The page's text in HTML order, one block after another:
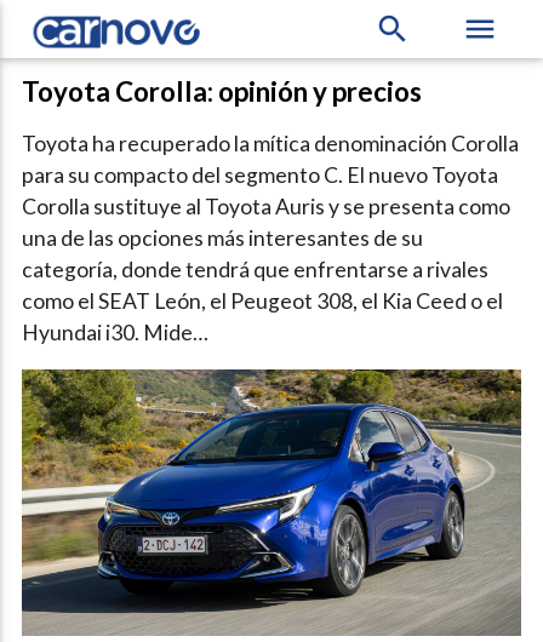
search menu
Toyota Corolla: opinión y precios
Toyota ha recuperado la mítica denominación Corolla
para su compacto del segmento C. El nuevo Toyota
Corolla sustituye al Toyota Auris y se presenta como
una de las opciones más interesantes de su
categoría, donde tendrá que enfrentarse a rivales
como el SEAT León, el Peugeot 308, el Kia Ceed o el
Hyundai i30. Mide…